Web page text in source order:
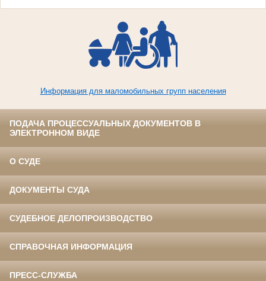
Информация для маломобильных групп населения
ПОДАЧА ПРОЦЕССУАЛЬНЫХ ДОКУМЕНТОВ В
ЭЛЕКТРОННОМ ВИДЕ
О СУДЕ
ДОКУМЕНТЫ СУДА
СУДЕБНОЕ ДЕЛОПРОИЗВОДСТВО
СПРАВОЧНАЯ ИНФОРМАЦИЯ
ПРЕСС-СЛУЖБА